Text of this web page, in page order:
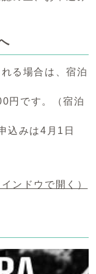
る場合は、宿泊
円です。（宿泊
込みは4月1日
インドウで開く）